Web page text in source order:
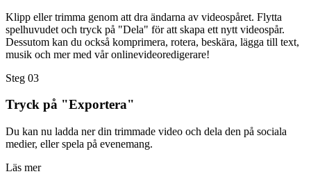
Klipp eller trimma genom att dra ändarna av videospåret. Flytta
spelhuvudet och tryck på "Dela" för att skapa ett nytt videospår.
Dessutom kan du också komprimera, rotera, beskära, lägga till text,
musik och mer med vår onlinevideoredigerare!
Steg 03
Tryck på "Exportera"
Du kan nu ladda ner din trimmade video och dela den på sociala
medier, eller spela på evenemang.
Läs mer